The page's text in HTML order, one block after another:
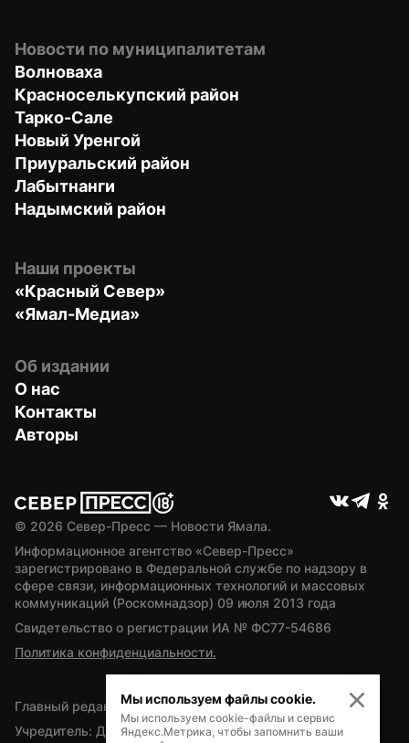
Новости по муниципалитетам
Волноваха
Красноселькупский район
Тарко-Сале
Новый Уренгой
Приуральский район
Лабытнанги
Надымский район
Наши проекты
«Красный Север»
«Ямал-Медиа»
Об издании
О нас
Контакты
Авторы
© 2026 Север-Пресс — Новости Ямала.
Информационное агентство «Север-Пресс»
зарегистрировано в Федеральной службе по надзору в
сфере связи, информационных технологий и массовых
коммуникаций (Роскомнадзор) 09 июля 2013 года
Свидетельство о регистрации ИА № ФС77-54686
Политика конфиденциальности.
Главный редактор — А.Л. Поздеев
Учредитель: Департамент внутренней политики Ямало-
Мы используем файлы cookie.
Мы используем cookie-файлы и сервис
Яндекс.Метрика, чтобы запомнить ваши